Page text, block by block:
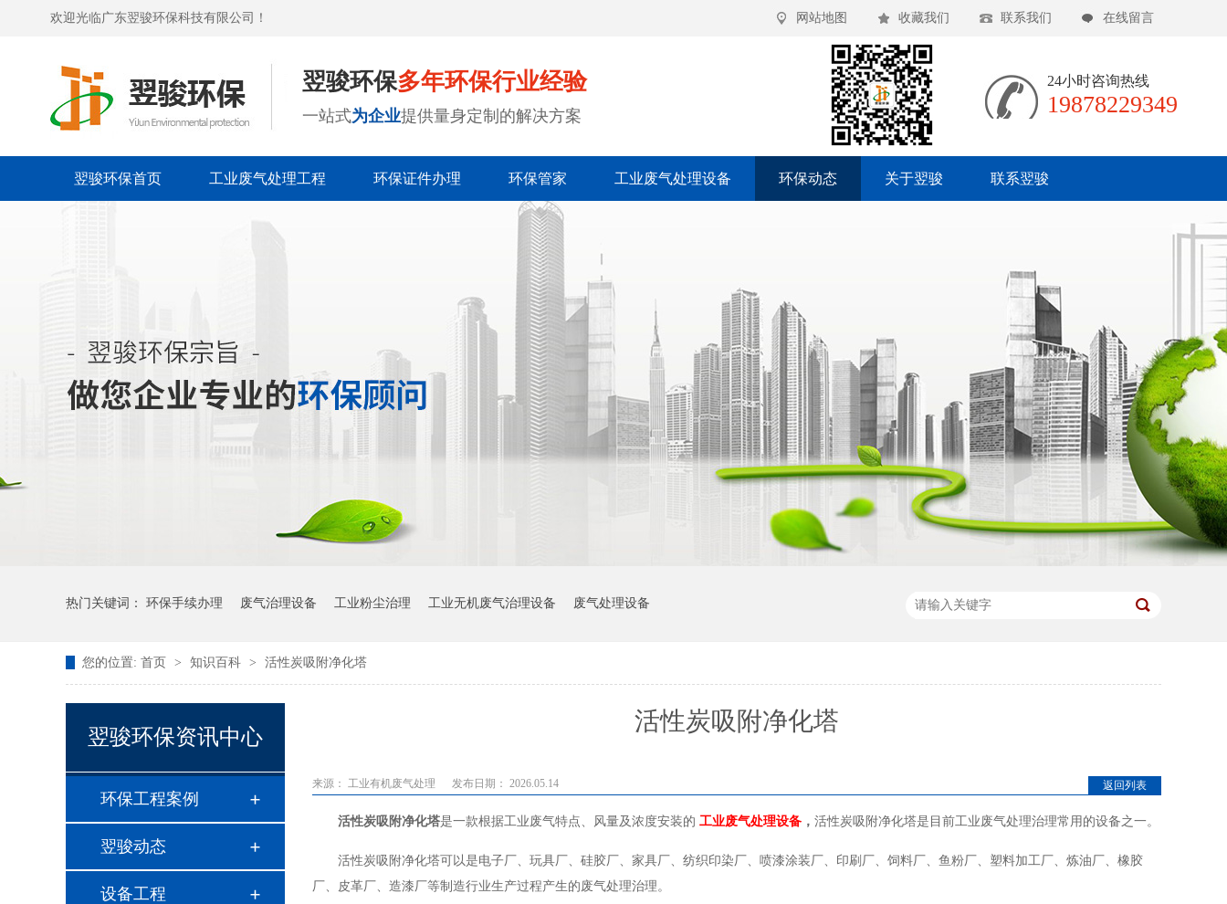
网站地图 收藏我们 联系我们 在线留言
欢迎光临广东翌骏环保科技有限公司！
翌骏环保多年环保行业经验
一站式为企业提供量身定制的解决方案
24小时咨询热线
19878229349
翌骏环保首页 工业废气处理工程 环保证件办理 环保管家 工业废气处理设备 环保动态 关于翌骏 联系翌骏
热门关键词： 环保手续办理 废气治理设备 工业粉尘治理 工业无机废气治理设备 废气处理设备
您的位置: 首页 > 知识百科 > 活性炭吸附净化塔
活性炭吸附净化塔
返回列表
来源： 工业有机废气处理 发布日期： 2026.05.14
活性炭吸附净化塔是一款根据工业废气特点、风量及浓度安装的 工业废气处理设备 ， 活性炭吸附净化塔是目前工业废气处理治理常用的设备之一。
活性炭吸附净化塔可以是电子厂、玩具厂、硅胶厂、家具厂、纺织印染厂、喷漆涂装厂、印刷厂、饲料厂、鱼粉厂、塑料加工厂、炼油厂、橡胶
厂、皮革厂、造漆厂等制造行业生产过程产生的废气处理治理。
翌骏环保资讯中心
环保工程案例
翌骏动态
设备工程